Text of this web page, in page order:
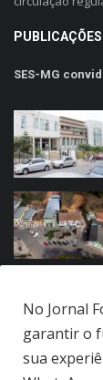
SES-MG
No Jornal
garantir o
sua